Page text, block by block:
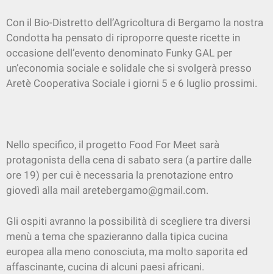
Con il Bio-Distretto dell’Agricoltura di Bergamo la nostra
Condotta ha pensato di riproporre queste ricette in
occasione dell’evento denominato Funky GAL per
un’economia sociale e solidale che si svolgerà presso
Aretè Cooperativa Sociale i giorni 5 e 6 luglio prossimi.
Nello specifico, il progetto Food For Meet sarà
protagonista della cena di sabato sera (a partire dalle
ore 19) per cui è necessaria la prenotazione entro
giovedì alla mail aretebergamo@gmail.com.
Gli ospiti avranno la possibilità di scegliere tra diversi
menù a tema che spazieranno dalla tipica cucina
europea alla meno conosciuta, ma molto saporita ed
affascinante, cucina di alcuni paesi africani.